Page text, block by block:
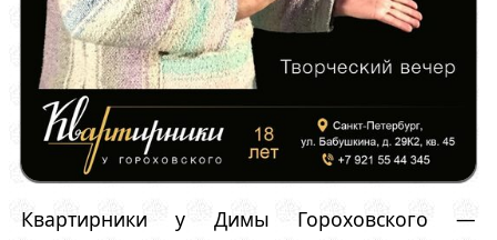
Квартирники у Димы Гороховского —